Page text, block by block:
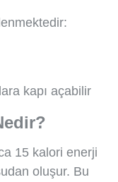
kapı açabilir
15 kalori enerji
oluşur. Bu